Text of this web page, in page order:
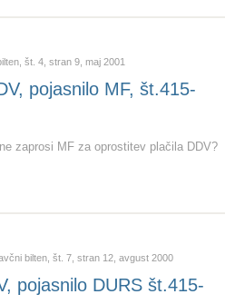
št. 4, stran 9, maj 2001
pojasnilo MF, št.415-
zaprosi MF za oprostitev plačila DDV?
bilten, št. 7, stran 12, avgust 2000
pojasnilo DURS št.415-